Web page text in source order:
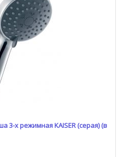
KAISER (серая) (в